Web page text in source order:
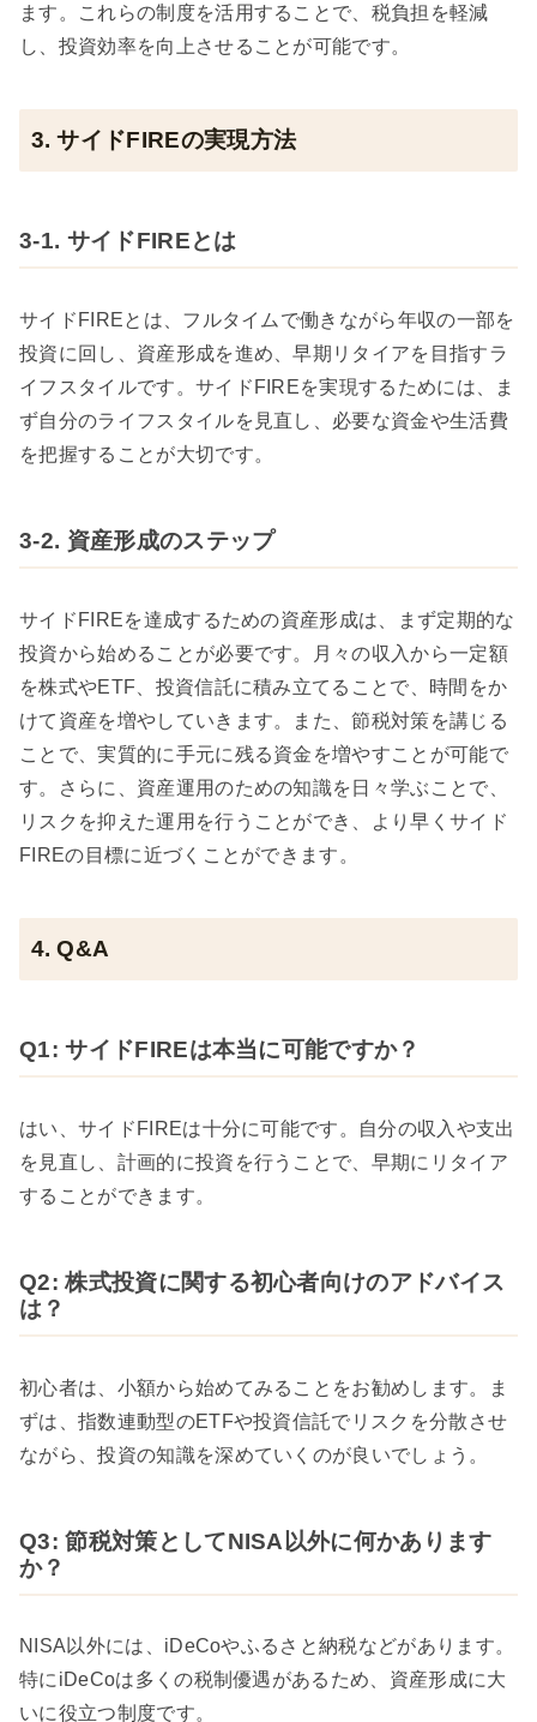
ます。これらの制度を活用することで、税負担を軽減
し、投資効率を向上させることが可能です。
3. サイドFIREの実現方法
3-1. サイドFIREとは
サイドFIREとは、フルタイムで働きながら年収の一部を
投資に回し、資産形成を進め、早期リタイアを目指すラ
イフスタイルです。サイドFIREを実現するためには、ま
ず自分のライフスタイルを見直し、必要な資金や生活費
を把握することが大切です。
3-2. 資産形成のステップ
サイドFIREを達成するための資産形成は、まず定期的な
投資から始めることが必要です。月々の収入から一定額
を株式やETF、投資信託に積み立てることで、時間をか
けて資産を増やしていきます。また、節税対策を講じる
ことで、実質的に手元に残る資金を増やすことが可能で
す。さらに、資産運用のための知識を日々学ぶことで、
リスクを抑えた運用を行うことができ、より早くサイド
FIREの目標に近づくことができます。
4. Q&A
Q1: サイドFIREは本当に可能ですか？
はい、サイドFIREは十分に可能です。自分の収入や支出
を見直し、計画的に投資を行うことで、早期にリタイア
することができます。
Q2: 株式投資に関する初心者向けのアドバイス
は？
初心者は、小額から始めてみることをお勧めします。ま
ずは、指数連動型のETFや投資信託でリスクを分散させ
ながら、投資の知識を深めていくのが良いでしょう。
Q3: 節税対策としてNISA以外に何かあります
か？
NISA以外には、iDeCoやふるさと納税などがあります。
特にiDeCoは多くの税制優遇があるため、資産形成に大
いに役立つ制度です。